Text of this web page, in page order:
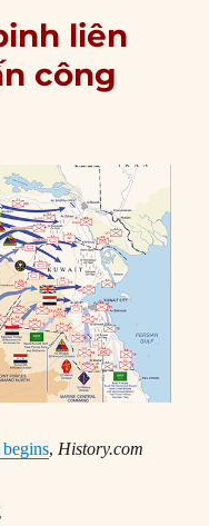
liên
công
, History.com